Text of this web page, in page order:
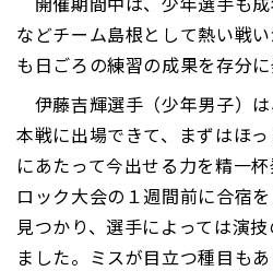
などチーム島根として熱い戦
も日ごろの練習の成果を存分に
伊藤吉輝選手（少年男子）
本戦に出場できて、まずはほ
にあたって今出せる力を精一
ロック大会の１週間前に合宿
見つかり、選手によっては演
ました。ミスが目立つ種目も